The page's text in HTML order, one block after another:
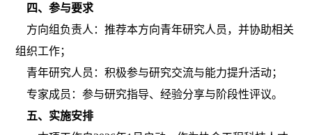
四、参与要求
方向组负责人：推荐本方向青年研究人员，并协助相关
组织工作；
青年研究人员：积极参与研究交流与能力提升活动；
专家成员：参与研究指导、经验分享与阶段性评议。
五、实施安排